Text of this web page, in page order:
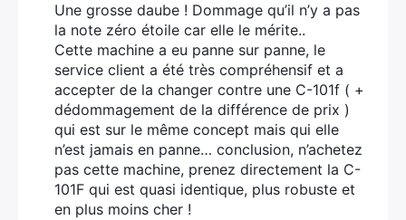
1
sur
5
Une grosse daube ! Dommage qu’il n’y a pas
la note zéro étoile car elle le mérite..
Cette machine a eu panne sur panne, le
service client a été très compréhensif et a
accepter de la changer contre une C-101f ( +
dédommagement de la différence de prix )
qui est sur le même concept mais qui elle
n’est jamais en panne… conclusion, n’achetez
pas cette machine, prenez directement la C-
101F qui est quasi identique, plus robuste et
en plus moins cher !
Rechercher
: